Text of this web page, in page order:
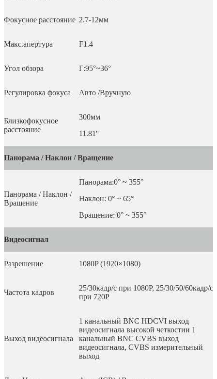
Фокусное расстояние 2.7-12мм
Макс.апертура F1.4
Угол обзора Г:95°~36°
Регулировка фокуса Авто /Вручную
Близкофокусное
расстояние
300мм
11.81''
Панорама / Наклон / Вращение
Панорама / Наклон /
Вращение
Панорама:0° ~ 355°
Наклон: 0° ~ 65°
Вращение: 0° ~ 355°
Видеосигнал
Разрешение 1080P (1920×1080)
Частота кадров
25/30кадр/с при 1080P, 25/30/50/60кадр/с
при 720P
Выход видеосигнала
1 канальный BNC HDCVI выход
видеосигнала высокой четкостии 1
канальный BNC CVBS выход
видеосигнала, CVBS измерительный
выход